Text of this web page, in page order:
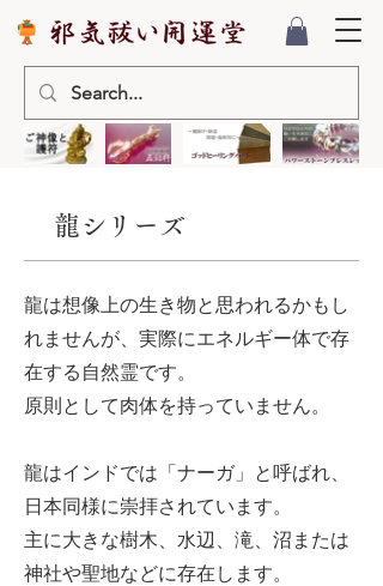
​龍シリーズ
龍は想像上の生き物と思われるかもし
れませんが、実際にエネルギー体で存
在する自然霊です。
原則として肉体を持っていません。
龍はインドでは「ナーガ」と呼ばれ、
日本同様に崇拝されています。
主に大きな樹木、水辺、滝、沼または
神社や聖地などに存在します。